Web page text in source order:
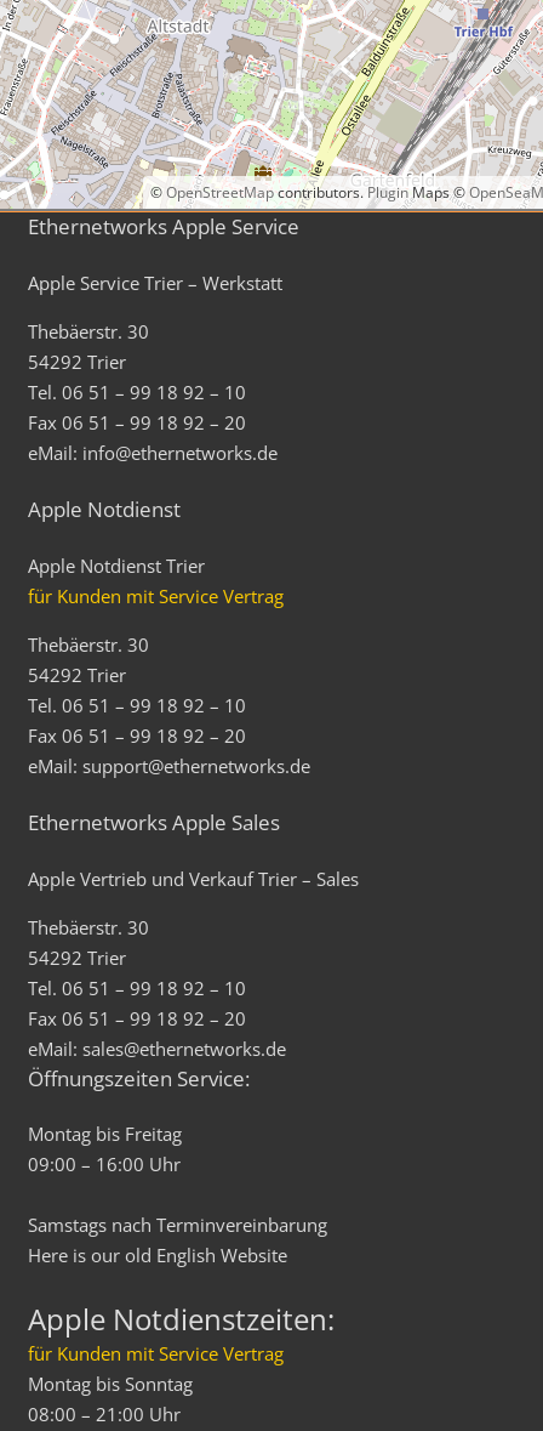
©OpenStreetMapcontributors.Plugin Maps ©
Ethernetworks Apple Service
Apple Service Trier – Werkstatt
Thebäerstr. 30
54292 Trier
Tel. 06 51 – 99 18 92 – 10
Fax 06 51 – 99 18 92 – 20
eMail: info@ethernetworks.de
Apple Notdienst
Apple Notdienst Trier
für Kunden mit Service Vertrag
Thebäerstr. 30
54292 Trier
Tel. 06 51 – 99 18 92 – 10
Fax 06 51 – 99 18 92 – 20
eMail: support@ethernetworks.de
Ethernetworks Apple Sales
Apple Vertrieb und Verkauf Trier – Sales
Thebäerstr. 30
54292 Trier
Tel. 06 51 – 99 18 92 – 10
Fax 06 51 – 99 18 92 – 20
eMail: sales@ethernetworks.de
Öffnungszeiten Service:
Montag bis Freitag
09:00 – 16:00 Uhr
Samstags nach Terminvereinbarung
Here is our old English Website
Apple Notdienstzeiten:
für Kunden mit Service Vertrag
Montag bis Sonntag
08:00 – 21:00 Uhr